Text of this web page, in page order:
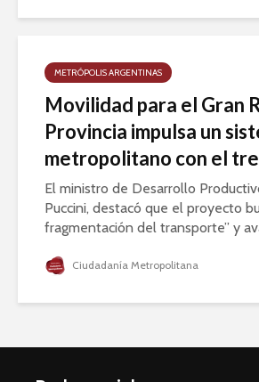
METRÓPOLIS ARGENTINAS
Movilidad para el Gran
Provincia impulsa un
metropolitano con el
El ministro de Desarrollo
Puccini, destacó que el proyecto
fragmentación del transporte” y
Ciudadanía Metropolitana